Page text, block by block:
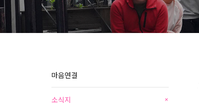
마음연결
소식지 +